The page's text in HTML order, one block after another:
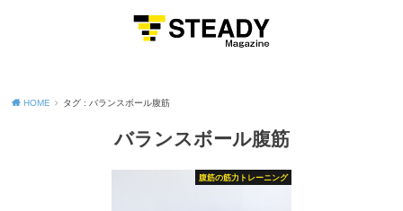
HOME タグ : バランスボール腹筋
バランスボール腹筋
腹筋の筋力トレーニング